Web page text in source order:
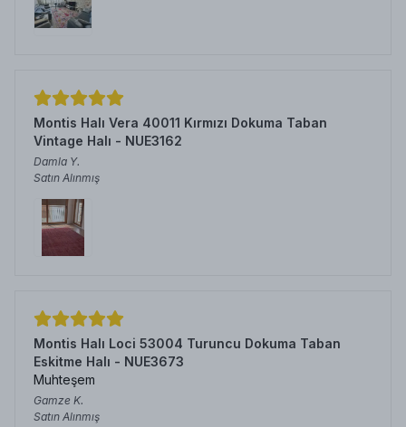
Montis Halı Vera 40011 Kırmızı Dokuma Taban
Vintage Halı - NUE3162
Damla Y.
Satın Alınmış
Montis Halı Loci 53004 Turuncu Dokuma Taban
Eskitme Halı - NUE3673
Muhteşem
Gamze K.
Satın Alınmış